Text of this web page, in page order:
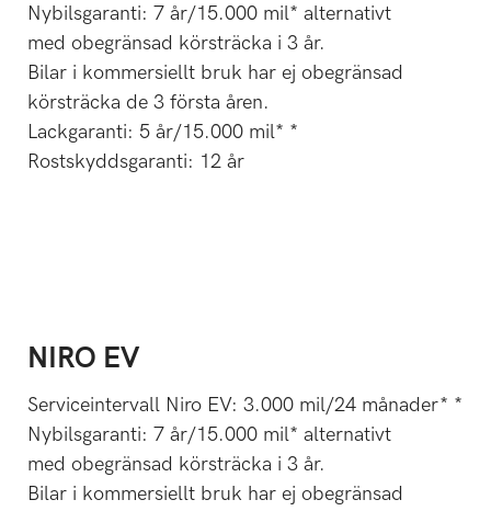
Nybilsgaranti: 7 år/15.000 mil* alternativt
med obegränsad körsträcka i 3 år.
Bilar i kommersiellt bruk har ej obegränsad
körsträcka de 3 första åren.
Lackgaranti: 5 år/15.000 mil* *
Rostskyddsgaranti: 12 år
NIRO EV
Serviceintervall Niro EV: 3.000 mil/24 månader* *
Nybilsgaranti: 7 år/15.000 mil* alternativt
med obegränsad körsträcka i 3 år.
Bilar i kommersiellt bruk har ej obegränsad